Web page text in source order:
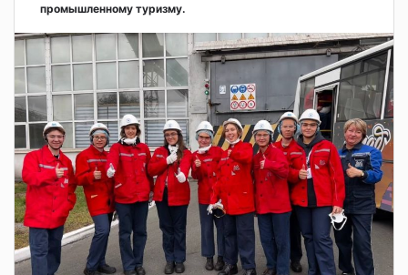
промышленному туризму.